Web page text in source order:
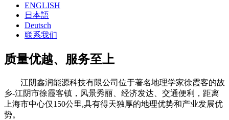
ENGLISH
日本語
Deutsch
联系我们
质量优越、服务至上
江阴鑫润能源科技有限公司位于著名地理学家徐霞客的故
乡-江阴市徐霞客镇，风景秀丽、经济发达、交通便利，距离
上海市中心仅150公里,具有得天独厚的地理优势和产业发展优
势。